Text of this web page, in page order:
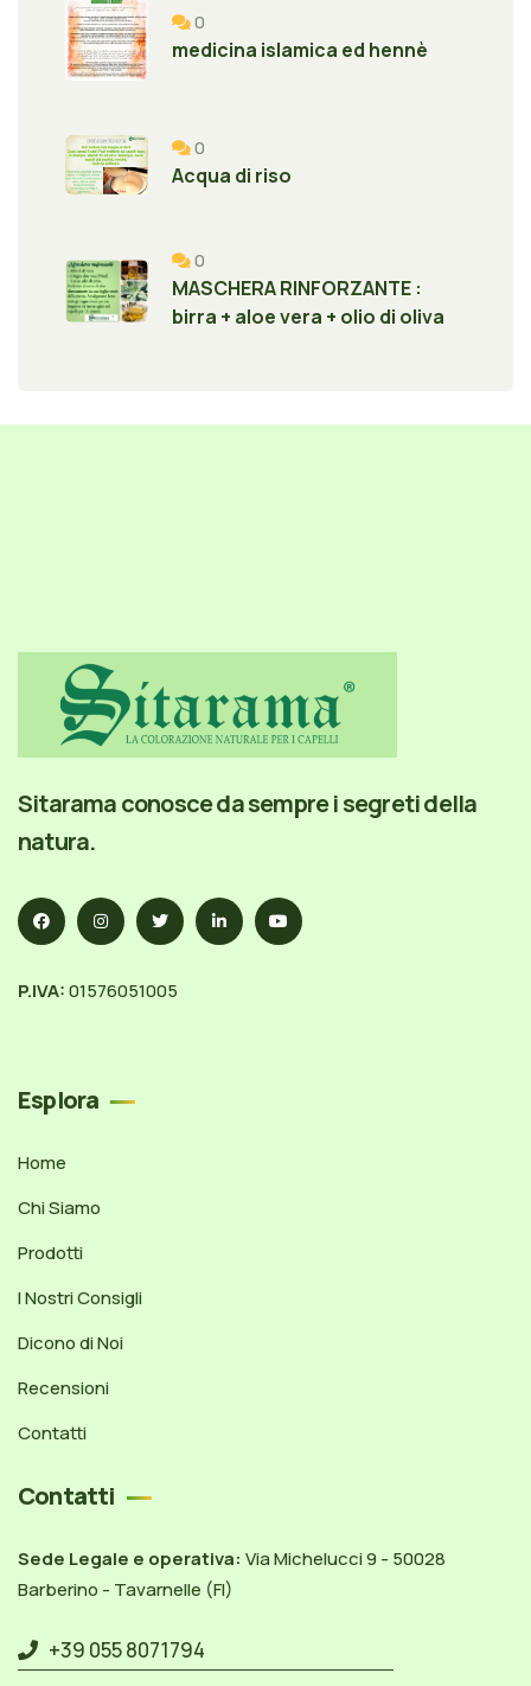
0
medicina islamica ed hennè
0
Acqua di riso
0
MASCHERA RINFORZANTE :
birra + aloe vera + olio di oliva
Sitarama conosce da sempre i segreti della
natura.
P.IVA:01576051005
Esplora
Home
Chi Siamo
Prodotti
I Nostri Consigli
Dicono di Noi
Recensioni
Contatti
Contatti
Sede Legale e operativa: Via Michelucci 9 - 50028
Barberino - Tavarnelle (FI)
+39 055 8071794